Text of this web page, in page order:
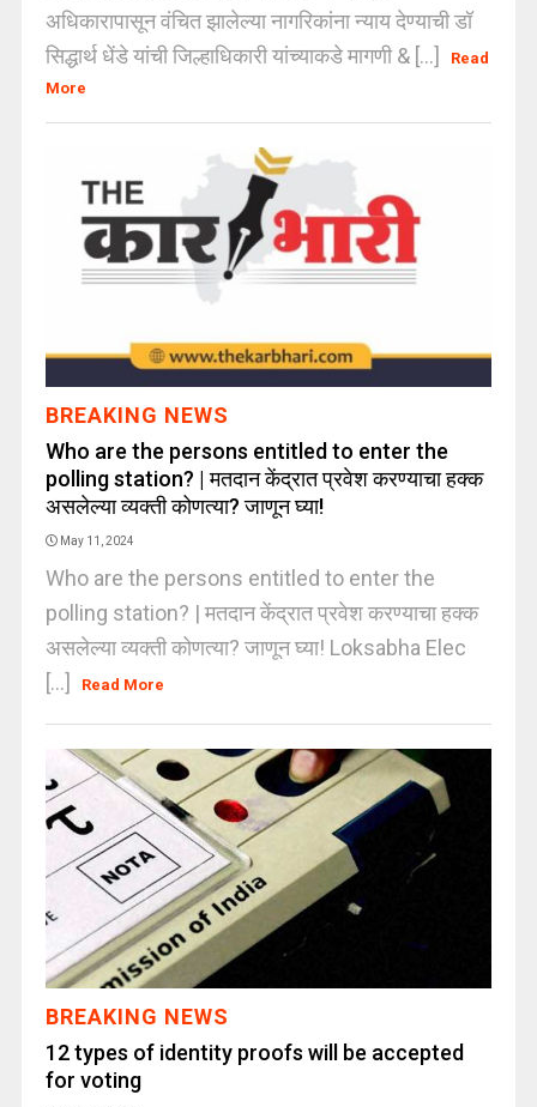
अधिकारापासून वंचित झालेल्या नागरिकांना न्याय देण्याची डॉ
सिद्धार्थ धेंडे यांची जिल्हाधिकारी यांच्याकडे मागणी & [...]
Read
More
BREAKING NEWS
Who are the persons entitled to enter the
polling station? | मतदान केंद्रात प्रवेश करण्याचा हक्क
असलेल्या व्यक्ती कोणत्या? जाणून घ्या!
May 11, 2024
Who are the persons entitled to enter the
polling station? | मतदान केंद्रात प्रवेश करण्याचा हक्क
असलेल्या व्यक्ती कोणत्या? जाणून घ्या! Loksabha Elec
[...]
Read More
BREAKING NEWS
12 types of identity proofs will be accepted
for voting